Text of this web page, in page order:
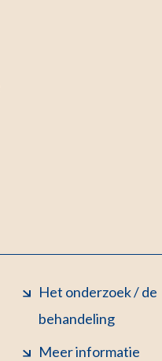
Het onderzoek / de
behandeling
Meer informatie